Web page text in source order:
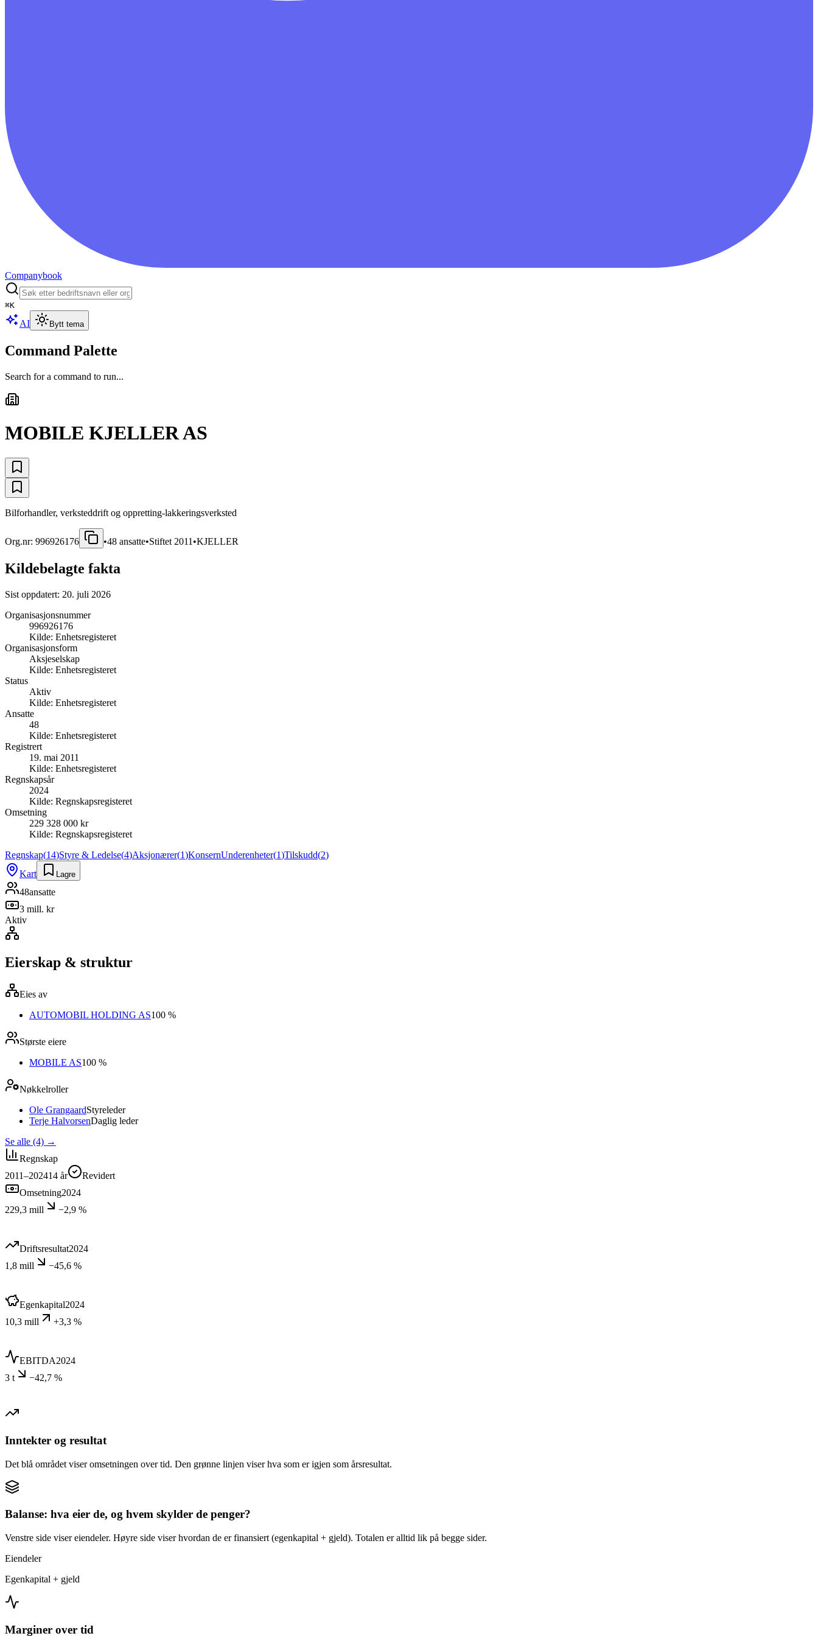
Companybook
⌘K
AI Bytt tema
Command Palette
Search for a command to run...
MOBILE KJELLER AS
Bilforhandler, verksteddrift og oppretting-lakkeringsverksted
Org.nr: 996926176 •48 ansatte•Stiftet 2011 •KJELLER
Kildebelagte fakta
Sist oppdatert: 20. juli 2026
Organisasjonsnummer
996926176
Kilde: Enhetsregisteret
Organisasjonsform
Aksjeselskap
Kilde: Enhetsregisteret
Status
Aktiv
Kilde: Enhetsregisteret
Ansatte
48
Kilde: Enhetsregisteret
Registrert
19. mai 2011
Kilde: Enhetsregisteret
Regnskapsår
2024
Kilde: Regnskapsregisteret
Omsetning
229 328 000 kr
Kilde: Regnskapsregisteret
Regnskap(14)Styre & Ledelse(4)Aksjonærer(1)KonsernUnderenheter(1)Tilskudd(2)
Kart
Lagre
48ansatte
3 mill. kr
Aktiv
Eierskap & struktur
Eies av
AUTOMOBIL HOLDING AS100 %
Største eiere
MOBILE AS100 %
Nøkkelroller
Ole GrangaardStyreleder
Terje HalvorsenDaglig leder
Se alle (4) →
Regnskap
2011–202414 år
Revidert
Omsetning2024
229,3 mill
−2,9 %
Driftsresultat2024
1,8 mill
−45,6 %
Egenkapital2024
10,3 mill
+3,3 %
EBITDA2024
3 t
−42,7 %
Inntekter og resultat
Det blå området viser omsetningen over tid. Den grønne linjen viser hva som er igjen som årsresultat.
Balanse: hva eier de, og hvem skylder de penger?
Venstre side viser eiendeler. Høyre side viser hvordan de er finansiert (egenkapital + gjeld). Totalen er alltid lik på begge sider.
Eiendeler
Egenkapital + gjeld
Marginer over tid